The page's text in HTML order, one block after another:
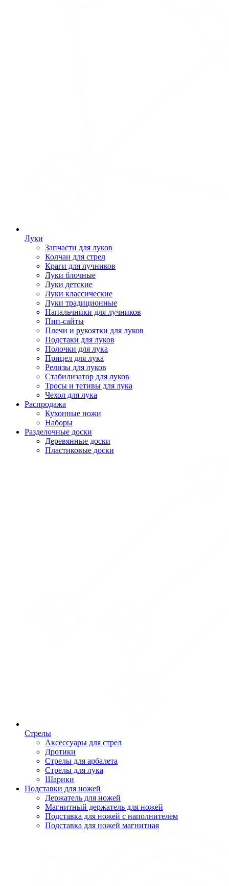
Луки
Запчасти для луков
Колчан для стрел
Краги для лучников
Луки блочные
Луки детские
Луки классические
Луки традиционные
Напальчники для лучников
Пип-сайты
Плечи и рукоятки для луков
Подстаки для луков
Полочки для лука
Прицел для лука
Релизы для луков
Стабилизатор для луков
Тросы и тетивы для лука
Чехол для лука
Распродажа
Кухонные ножи
Наборы
Разделочные доски
Деревянные доски
Пластиковые доски
Стрелы
Аксессуары для стрел
Дротики
Стрелы для арбалета
Стрелы для лука
Шарики
Подставки для ножей
Держатель для ножей
Магнитный держатель для ножей
Подставка для ножей с наполнителем
Подставка для ножей магнитная